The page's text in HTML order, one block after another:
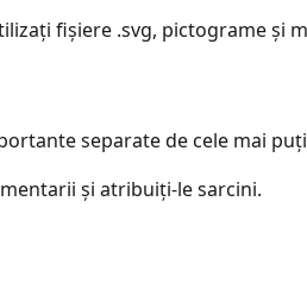
fișiere .svg, pictograme și
separate de cele mai
și atribuiți-le sarcini.